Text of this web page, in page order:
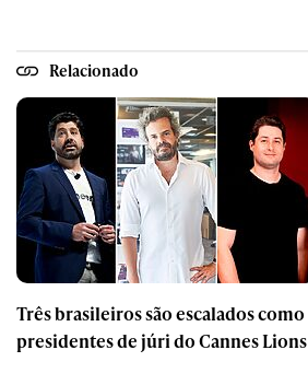
Relacionado
Três brasileiros são escalados como
presidentes de júri do Cannes Lions